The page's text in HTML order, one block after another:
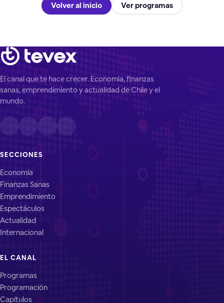
Volver al inicio Ver programas
El canal que te hace crecer. Economía, finanzas
sanas, emprendimiento y actualidad de Chile y el
mundo.
SECCIONES
Economía
Finanzas Sanas
Emprendimiento
Espectáculos
Actualidad
Internacional
EL CANAL
Programas
Programación
Capítulos